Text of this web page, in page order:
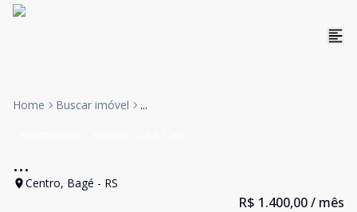
Home Buscar imóvel ...
...
Centro, Bagé - RS
R$ 1.400,00/ mês